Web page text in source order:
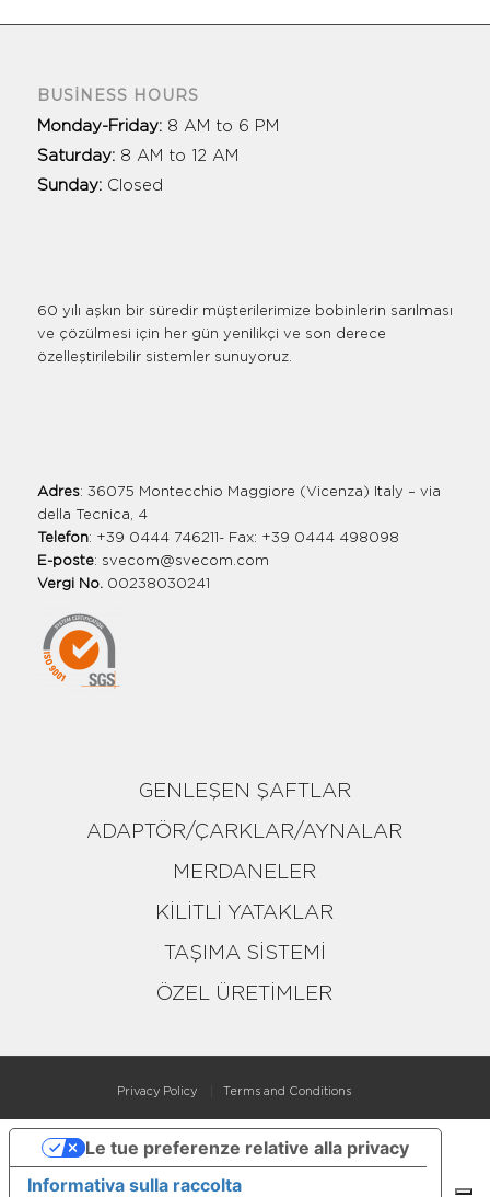
BUSINESS HOURS
Monday-Friday: 8 AM to 6 PM
Saturday: 8 AM to 12 AM
Sunday: Closed
60 yılı aşkın bir süredir müşterilerimize bobinlerin sarılması
ve çözülmesi için her gün yenilikçi ve son derece
özelleştirilebilir sistemler sunuyoruz.
Adres: 36075 Montecchio Maggiore (Vicenza) Italy – via
della Tecnica, 4
Telefon: +39 0444 746211- Fax: +39 0444 498098
E-poste: svecom@svecom.com
Vergi No.00238030241
GENLEŞEN ŞAFTLAR
ADAPTÖR/ÇARKLAR/AYNALAR
MERDANELER
KİLİTLİ YATAKLAR
TAŞIMA SİSTEMİ
ÖZEL ÜRETİMLER
Privacy Policy Terms and Conditions
Informativa sulla raccolta
Le tue preferenze relative alla privacy